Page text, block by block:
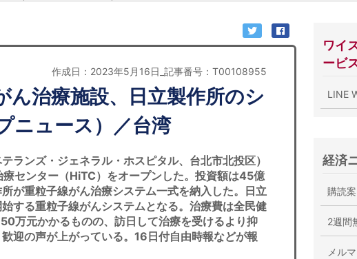
作成日：2023年5月16日_記事番号：T00108955
ん治療施設、日立製作所のシ
ニュース）／台湾
ランズ・ジェネラル・ホスピタル、台北市北投区）
センター（HiTC）をオープンした。投資額は45億
が重粒子線がん治療システム一式を納入した。日立
する重粒子線がんシステムとなる。治療費は全民健
万元かかるものの、訪日して治療を受けるより抑
迎の声が上がっている。16日付自由時報などが報
ワイ
ービ
LINE
経済
購読
2週間
メル